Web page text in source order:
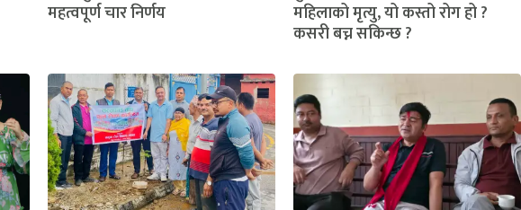
महत्वपूर्ण चार निर्णय महिलाको मृत्यु, यो कस्तो रोग हो ?
कसरी बच्न सकिन्छ ?